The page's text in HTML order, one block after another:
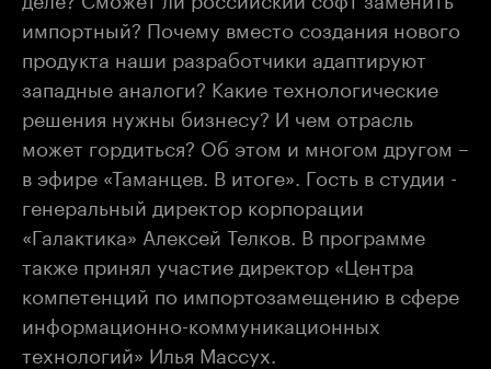
импортный? Почему вместо создания нового
продукта наши разработчики адаптируют
западные аналоги? Какие технологические
решения нужны бизнесу? И чем отрасль
может гордиться? Об этом и многом другом –
в эфире «Таманцев. В итоге». Гость в студии -
генеральный директор корпорации
«Галактика» Алексей Телков. В программе
также принял участие директор «Центра
компетенций по импортозамещению в сфере
информационно-коммуникационных
технологий» Илья Массух.